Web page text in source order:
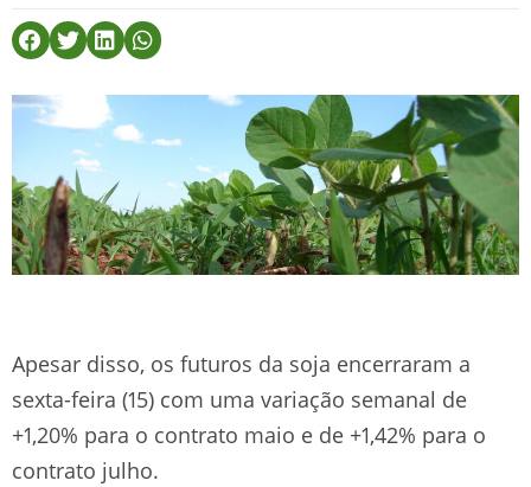
Apesar disso, os futuros da soja encerraram a
sexta-feira (15) com uma variação semanal de
+1,20% para o contrato maio e de +1,42% para o
contrato julho.